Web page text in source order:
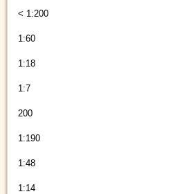
< 1:200
1:60
1:18
1:7
200
1:190
1:48
1:14